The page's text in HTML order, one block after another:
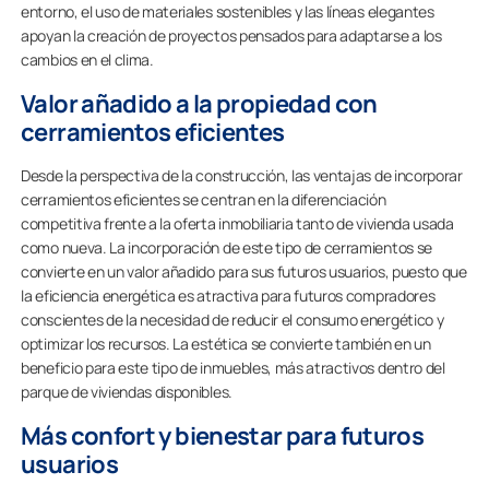
entorno, el uso de materiales sostenibles y las líneas elegantes
apoyan la creación de proyectos pensados para adaptarse a los
cambios en el clima.
Valor añadido a la propiedad con
cerramientos eficientes
Desde la perspectiva de la construcción, las ventajas de incorporar
cerramientos eficientes se centran en la diferenciación
competitiva frente a la oferta inmobiliaria tanto de vivienda usada
como nueva. La incorporación de este tipo de cerramientos se
convierte en un valor añadido para sus futuros usuarios, puesto que
la eficiencia energética es atractiva para futuros compradores
conscientes de la necesidad de reducir el consumo energético y
optimizar los recursos. La estética se convierte también en un
beneficio para este tipo de inmuebles, más atractivos dentro del
parque de viviendas disponibles.
Más confort y bienestar para futuros
usuarios